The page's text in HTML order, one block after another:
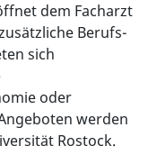
dem Facharzt
Berufs-
sich
oder
werden
Rostock.